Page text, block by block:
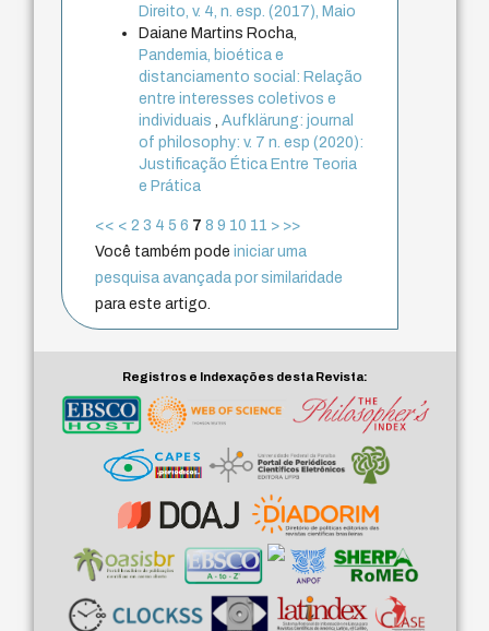
Direito, v. 4, n. esp. (2017), Maio
Daiane Martins Rocha,
Pandemia, bioética e
distanciamento social: Relação
entre interesses coletivos e
individuais,Aufklärung: journal
of philosophy: v. 7 n. esp (2020):
Justificação Ética Entre Teoria
e Prática
<< < 2 3 4 5 6 7 8 9 10 11 > >>
Você também podeiniciar uma
pesquisa avançada por similaridade
para este artigo.
Registros e Indexações desta Revista: